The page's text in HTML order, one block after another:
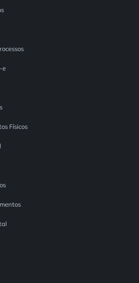
e
Físicos